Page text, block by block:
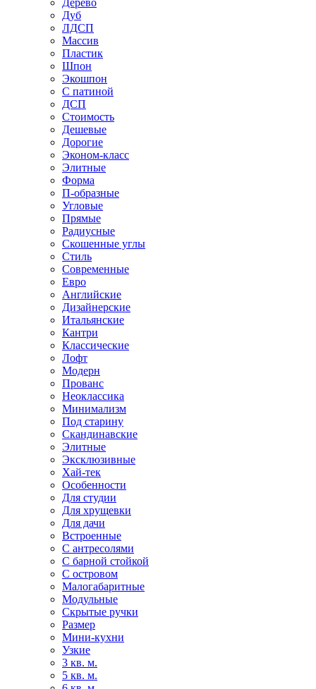
Дерево
Дуб
ЛДСП
Массив
Пластик
Шпон
Экошпон
С патиной
ДСП
Стоимость
Дешевые
Дорогие
Эконом-класс
Элитные
Форма
П-образные
Угловые
Прямые
Радиусные
Скошенные углы
Стиль
Современные
Евро
Английские
Дизайнерские
Итальянские
Кантри
Классические
Лофт
Модерн
Прованс
Неоклассика
Минимализм
Под старину
Скандинавские
Элитные
Эксклюзивные
Хай-тек
Особенности
Для студии
Для хрущевки
Для дачи
Встроенные
С антресолями
С барной стойкой
С островом
Малогабаритные
Модульные
Скрытые ручки
Размер
Мини-кухни
Узкие
3 кв. м.
5 кв. м.